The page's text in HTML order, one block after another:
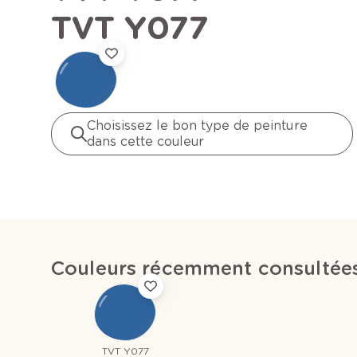
TVT Y077
Choisissez le bon type de peinture
dans cette couleur
Couleurs récemment
TVT Y077